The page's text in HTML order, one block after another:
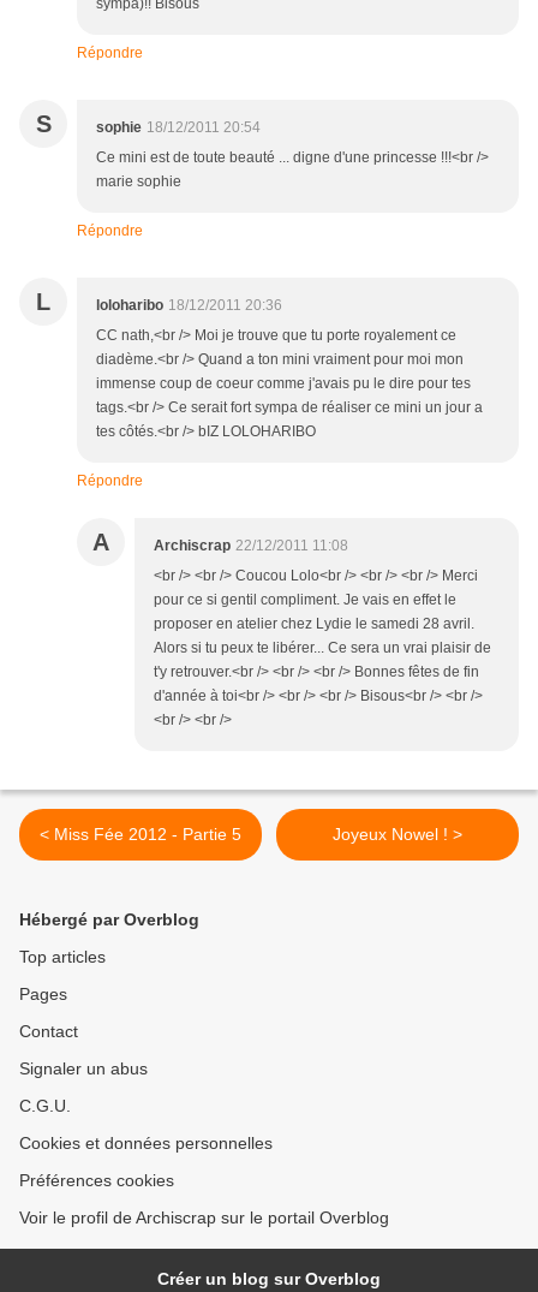
sympa)!! Bisous
Répondre
S sophie 18/12/2011 20:54
Ce mini est de toute beauté ... digne d'une princesse !!!<br />
marie sophie
Répondre
L loloharibo 18/12/2011 20:36
CC nath,<br /> Moi je trouve que tu porte royalement ce
diadème.<br /> Quand a ton mini vraiment pour moi mon
immense coup de coeur comme j'avais pu le dire pour tes
tags.<br /> Ce serait fort sympa de réaliser ce mini un jour a
tes côtés.<br /> bIZ LOLOHARIBO
Répondre
A Archiscrap 22/12/2011 11:08
<br /> <br /> Coucou Lolo<br /> <br /> <br /> Merci
pour ce si gentil compliment. Je vais en effet le
proposer en atelier chez Lydie le samedi 28 avril.
Alors si tu peux te libérer... Ce sera un vrai plaisir de
t'y retrouver.<br /> <br /> <br /> Bonnes fêtes de fin
d'année à toi<br /> <br /> <br /> Bisous<br /> <br />
<br /> <br />
< Miss Fée 2012 - Partie 5 Joyeux Nowel ! >
Hébergé par Overblog
Top articles
Pages
Contact
Signaler un abus
C.G.U.
Cookies et données personnelles
Préférences cookies
Voir le profil de Archiscrap sur le portail Overblog
Créer un blog sur Overblog